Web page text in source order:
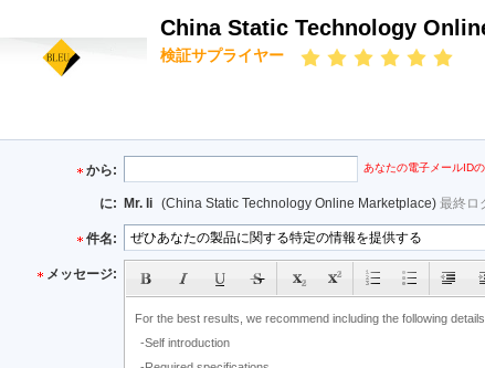
China Static Technology
検証サプライヤー
から: email
あなたの電子メールID
に: Mr. li (China Static Technology Online Marketplace) 最終ロ
件名:
subject
メッセージ: